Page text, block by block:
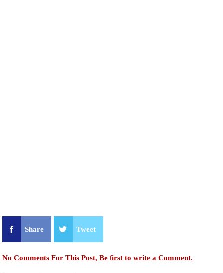
Share Tweet
No Comments For This Post, Be first to write a Comment.